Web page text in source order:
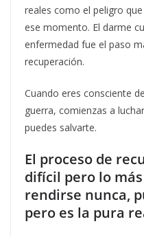
reales como el peligro
ese momento. El darme
enfermedad fue el paso
recuperación.
Cuando eres consciente
guerra, comienzas a
puedes salvarte.
El proceso de
difícil pero lo
rendirse nunca,
pero es la pura